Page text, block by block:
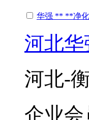
华强 ** **净
河北
河北-
企业会